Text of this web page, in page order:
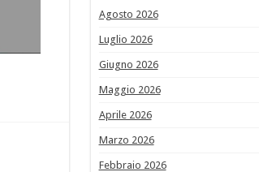
Agosto 2026
Luglio 2026
Giugno 2026
Maggio 2026
Aprile 2026
Marzo 2026
Febbraio 2026